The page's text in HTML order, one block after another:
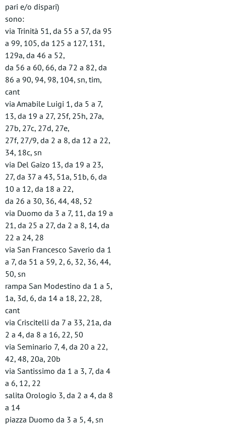
pari e/o dispari)
sono:
via Trinità 51, da 55 a 57, da 95
a 99, 105, da 125 a 127, 131,
129a, da 46 a 52,
da 56 a 60, 66, da 72 a 82, da
86 a 90, 94, 98, 104, sn, tim,
cant
via Amabile Luigi 1, da 5 a 7,
13, da 19 a 27, 25f, 25h, 27a,
27b, 27c, 27d, 27e,
27f, 27/9, da 2 a 8, da 12 a 22,
34, 18c, sn
via Del Gaizo 13, da 19 a 23,
27, da 37 a 43, 51a, 51b, 6, da
10 a 12, da 18 a 22,
da 26 a 30, 36, 44, 48, 52
via Duomo da 3 a 7, 11, da 19 a
21, da 25 a 27, da 2 a 8, 14, da
22 a 24, 28
via San Francesco Saverio da 1
a 7, da 51 a 59, 2, 6, 32, 36, 44,
50, sn
rampa San Modestino da 1 a 5,
1a, 3d, 6, da 14 a 18, 22, 28,
cant
via Criscitelli da 7 a 33, 21a, da
2 a 4, da 8 a 16, 22, 50
via Seminario 7, 4, da 20 a 22,
42, 48, 20a, 20b
via Santissimo da 1 a 3, 7, da 4
a 6, 12, 22
salita Orologio 3, da 2 a 4, da 8
a 14
piazza Duomo da 3 a 5, 4, sn